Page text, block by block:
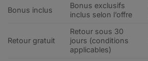
Bonus inclus
Bonus exclusifs
inclus selon l’offre
Retour gratuit
Retour sous 30
jours (conditions
applicables)